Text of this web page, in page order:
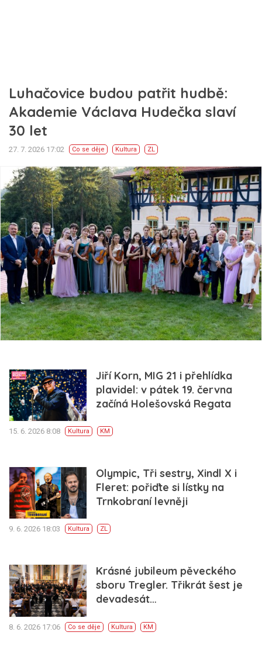
Luhačovice budou patřit hudbě:
Akademie Václava Hudečka slaví
30 let
27. 7. 2026 17:02 Co se děje Kultura ZL
Jiří Korn, MIG 21 i přehlídka
plavidel: v pátek 19. června
začíná Holešovská Regata
15. 6. 2026 8:08 Kultura KM
Olympic, Tři sestry, Xindl X i
Fleret: pořiďte si lístky na
Trnkobraní levněji
9. 6. 2026 18:03 Kultura ZL
Krásné jubileum pěveckého
sboru Tregler. Třikrát šest je
devadesát…
8. 6. 2026 17:06 Co se děje Kultura KM